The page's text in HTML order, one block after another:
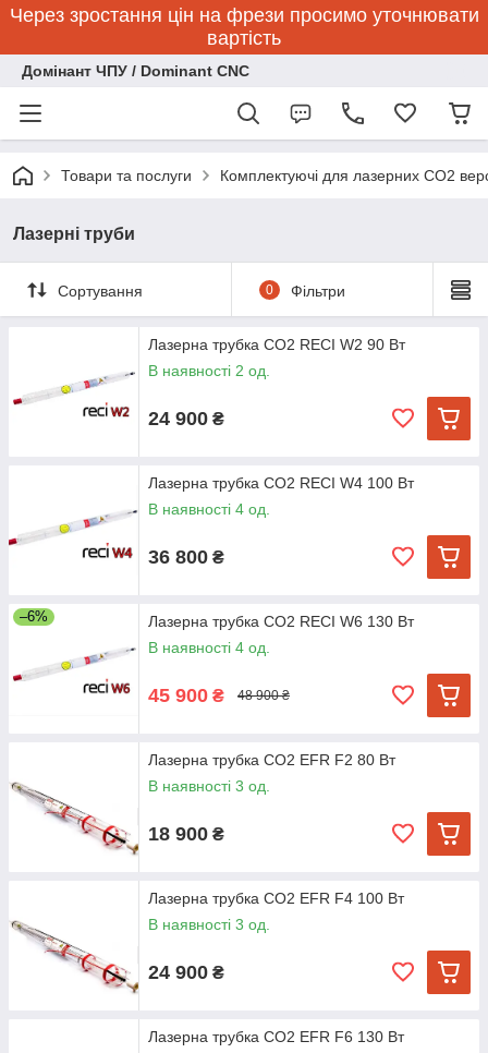
Через зростання цін на фрези просимо уточнювати
вартість
Домінант ЧПУ / Dominant CNC
Товари та послуги Комплектуючі для лазерних CO2
Лазерні труби
Сортування 0 Фільтри
Лазерна трубка CO2 RECI W2 90 Вт
В наявності 2 од.
24 900 ₴
Лазерна трубка CO2 RECI W4 100 Вт
В наявності 4 од.
36 800 ₴
–6%
Лазерна трубка CO2 RECI W6 130 Вт
В наявності 4 од.
45 900 ₴ 48 900 ₴
Лазерна трубка CO2 EFR F2 80 Вт
В наявності 3 од.
18 900 ₴
Лазерна трубка CO2 EFR F4 100 Вт
В наявності 3 од.
24 900 ₴
Лазерна трубка CO2 EFR F6 130 Вт